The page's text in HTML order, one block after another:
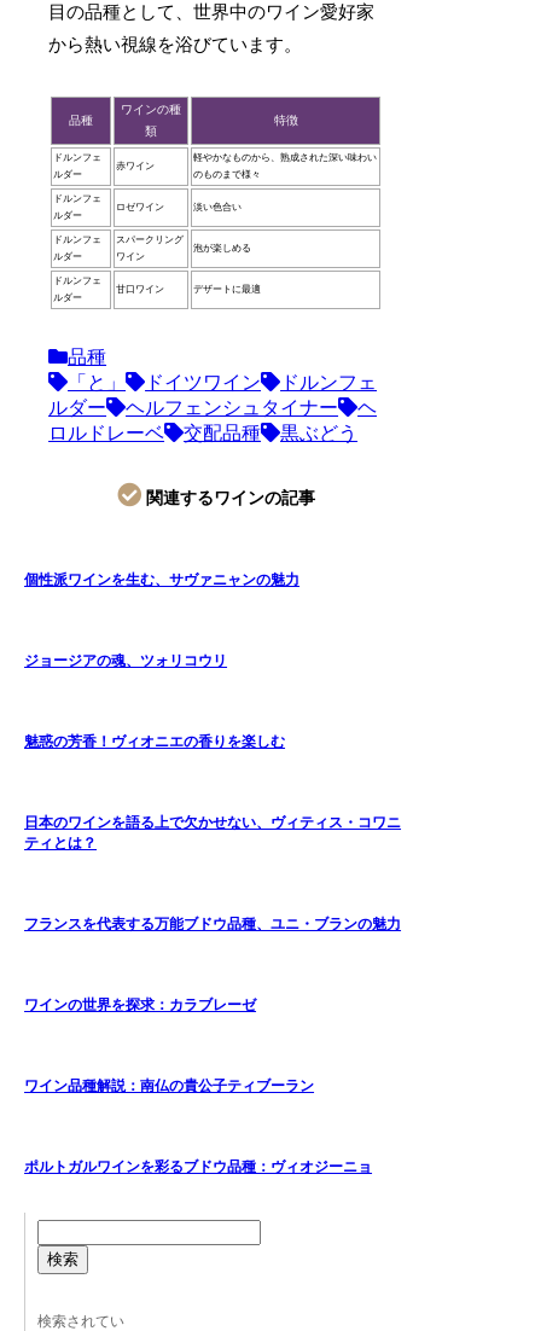
目の品種として、世界中のワイン愛好家
から熱い視線を浴びています。
品種
ワインの種
類
特徴
ドルンフェ
ルダー
赤ワイン
軽やかなものから、熟成された深い味わい
のものまで様々
ドルンフェ
ルダー
ロゼワイン 淡い色合い
ドルンフェ
ルダー
スパークリング
ワイン
泡が楽しめる
ドルンフェ
ルダー
甘口ワイン デザートに最適
品種
「と」
ドイツワイン
ドルンフェ
ルダー
ヘルフェンシュタイナー
ヘ
ロルドレーベ
交配品種 黒ぶどう
関連するワインの記事
個性派ワインを生む、サヴァニャンの魅力
ジョージアの魂、ツォリコウリ
魅惑の芳香！ヴィオニエの香りを楽しむ
日本のワインを語る上で欠かせない、ヴィティス・コワニ
ティとは？
フランスを代表する万能ブドウ品種、ユニ・ブランの魅力
ワインの世界を探求：カラブレーゼ
ワイン品種解説：南仏の貴公子ティブーラン
ポルトガルワインを彩るブドウ品種：ヴィオジーニョ
検索
検索されてい